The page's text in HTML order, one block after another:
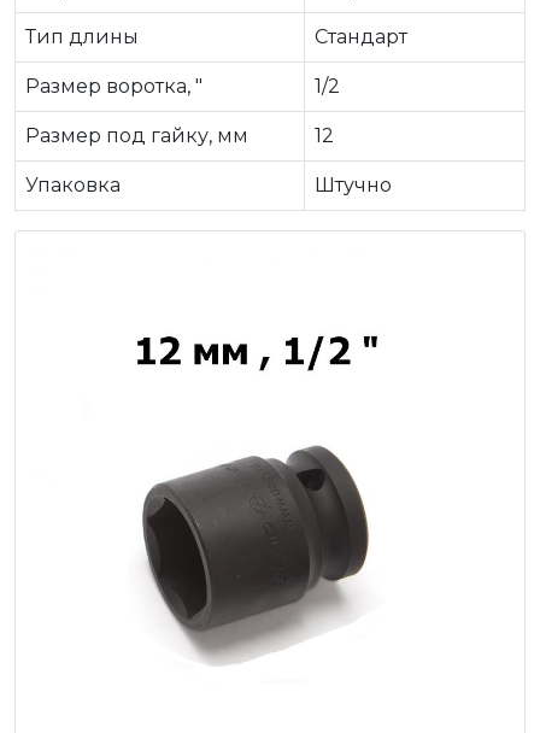
Тип длины Стандарт
Размер воротка, " 1/2
Размер под гайку, мм 12
Упаковка Штучно